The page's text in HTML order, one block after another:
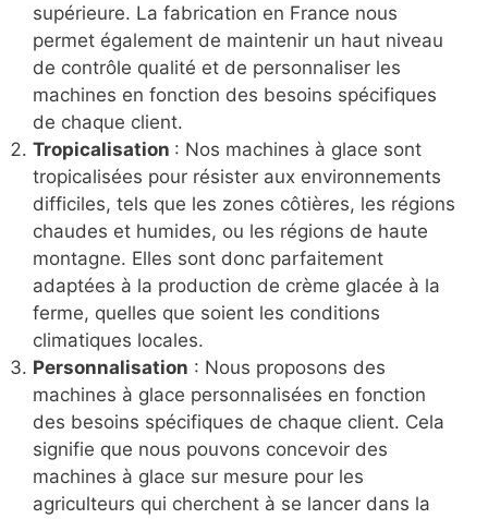
supérieure. La fabrication en France nous
permet également de maintenir un haut niveau
de contrôle qualité et de personnaliser les
machines en fonction des besoins spécifiques
de chaque client.
Tropicalisation : Nos machines à glace sont
tropicalisées pour résister aux environnements
difficiles, tels que les zones côtières, les régions
chaudes et humides, ou les régions de haute
montagne. Elles sont donc parfaitement
adaptées à la production de crème glacée à la
ferme, quelles que soient les conditions
climatiques locales.
Personnalisation : Nous proposons des
machines à glace personnalisées en fonction
des besoins spécifiques de chaque client. Cela
signifie que nous pouvons concevoir des
machines à glace sur mesure pour les
agriculteurs qui cherchent à se lancer dans la